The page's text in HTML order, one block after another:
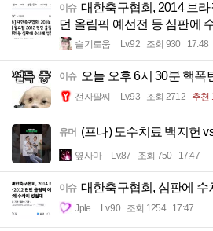
이슈 대한축구협회, 2014 브라
던 올림픽 예선전 등 심판에
슬기로움 Lv.92 조회 930 17:48
이슈 오늘 오후 6시 30분 핵폭
전자팔찌 Lv.93 조회 2712 추천
유머 (프나) 도수치료 백지헌
옆사마 Lv.87 조회 750 17:47
이슈 대한축구협회, 심판에 수
Jple Lv.90 조회 1254 17:47